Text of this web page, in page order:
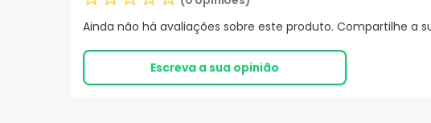
Ainda não há avaliações sobre este produto. Compartilhe a
Escreva a sua opinião